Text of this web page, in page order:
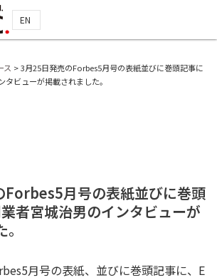
EN
ス >3月25日発売のForbes5月号の表紙並びに巻頭記事に
タビューが掲載されました。
Forbes5月号の表紙並びに巻頭
者宮城治男のインタビューが
月号の表紙、並びに巻頭記事に、E